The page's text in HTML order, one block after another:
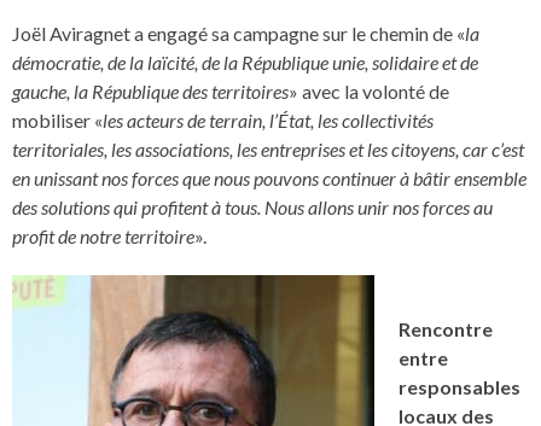
Joël Aviragnet a engagé sa campagne sur le chemin de «la
démocratie, de la laïcité, de la République unie, solidaire et de
gauche, la République des territoires» avec la volonté de
mobiliser «les acteurs de terrain, l’État, les collectivités
territoriales, les associations, les entreprises et les citoyens, car c’est
en unissant nos forces que nous pouvons continuer à bâtir ensemble
des solutions qui profitent à tous. Nous allons unir nos forces au
profit de notre territoire».
Rencontre
entre
responsables
locaux des